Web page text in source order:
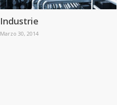
Industrie
Marzo 30, 2014